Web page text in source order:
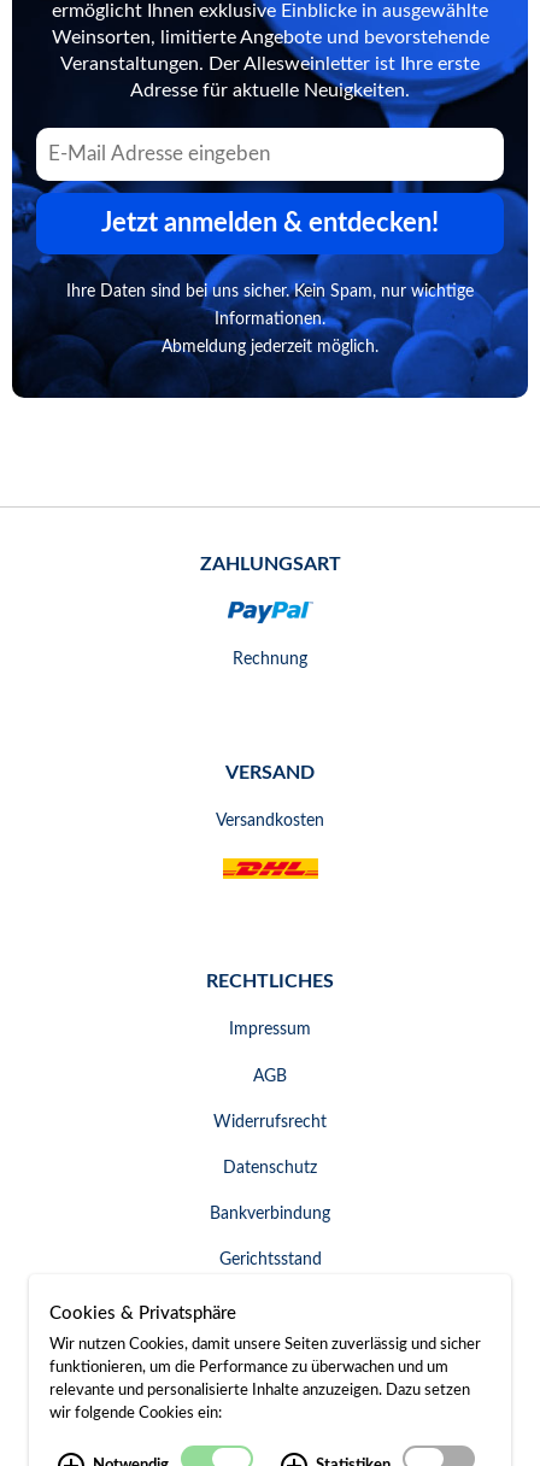
ermöglicht Ihnen exklusive Einblicke in ausgewählte
Weinsorten, limitierte Angebote und bevorstehende
Veranstaltungen. Der Allesweinletter ist Ihre erste
Adresse für aktuelle Neuigkeiten.
Jetzt anmelden & entdecken!
Ihre Daten sind bei uns sicher. Kein Spam, nur wichtige
Informationen.
Abmeldung jederzeit möglich.
ZAHLUNGSART
Rechnung
VERSAND
Versandkosten
RECHTLICHES
Impressum
AGB
Widerrufsrecht
Datenschutz
Bankverbindung
Gerichtsstand
Widerruf erklären
SERVICE & KONTAKT
Besuch / Anfahrt
Cookies & Privatsphäre
Wir nutzen Cookies, damit unsere Seiten zuverlässig und sicher
funktionieren, um die Performance zu überwachen und um
relevante und personalisierte Inhalte anzuzeigen. Dazu setzen
wir folgende Cookies ein: